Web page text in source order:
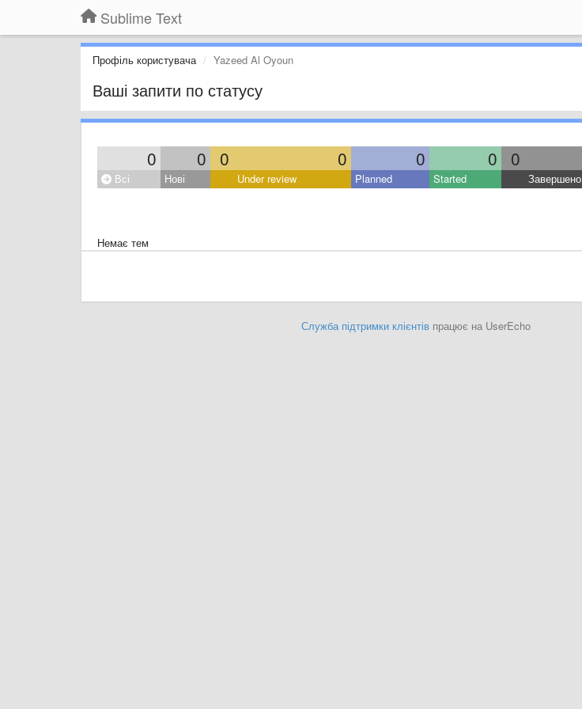
Sublime Text
Профіль користувача Yazeed Al Oyoun
Ваші запити по статусу
0 0 0 0 0 0 0
Всі Нові Under review Planned Started Завершено
Немає тем
Служба підтримки клієнтівпрацює на UserEcho